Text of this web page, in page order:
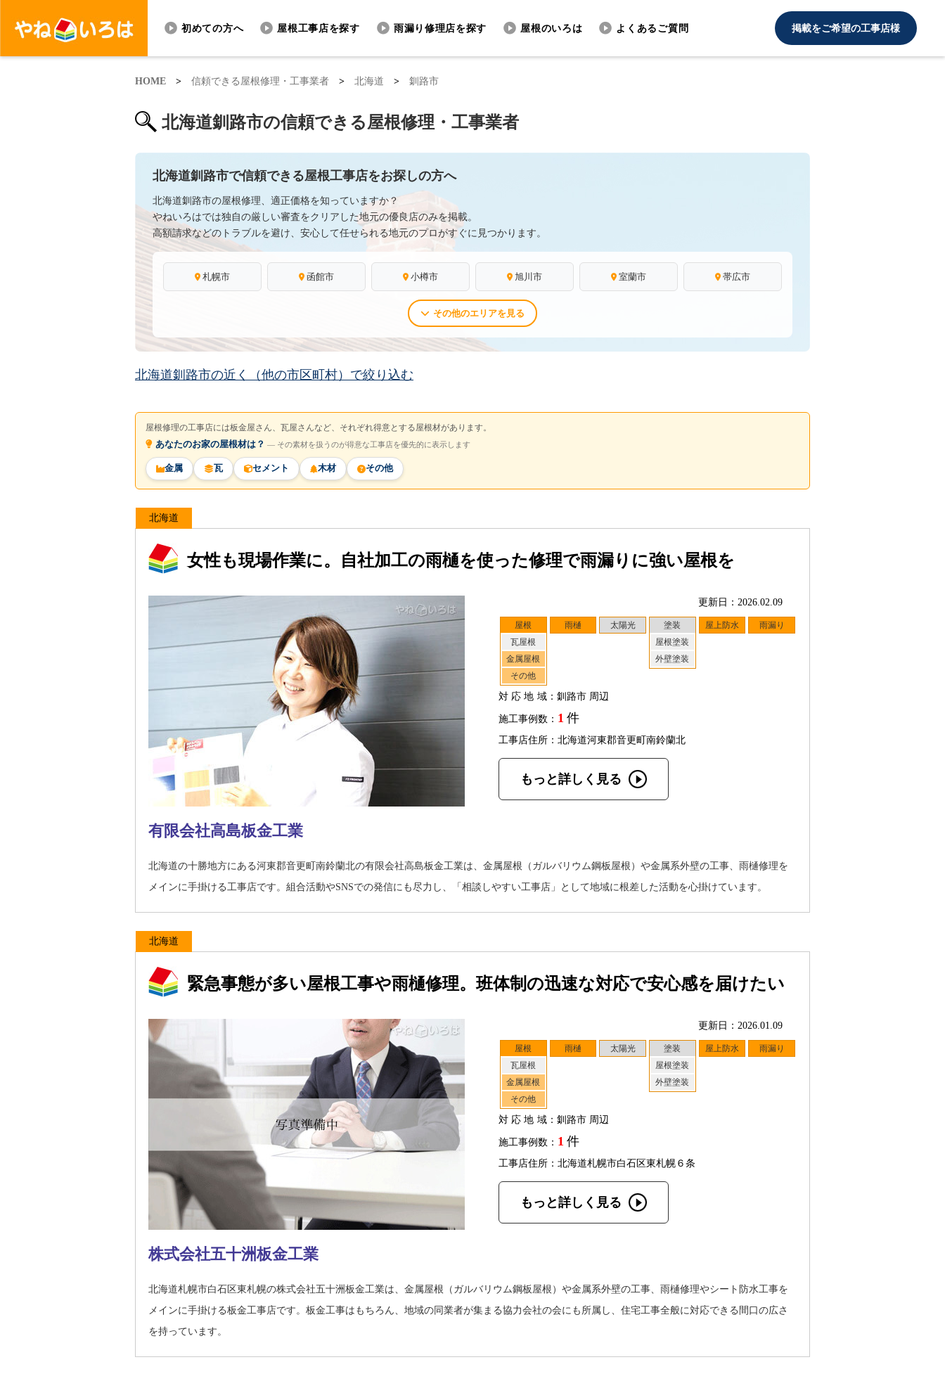
初めての方へ 屋根工事店を探す 雨漏り修理店を探す 屋根のいろは よくあるご質問 掲載をご希望の工事店様
HOME > 信頼できる屋根修理・工事業者 > 北海道 > 釧路市
北海道釧路市の信頼できる屋根修理・工事業者
北海道釧路市で信頼できる屋根工事店をお探しの方へ
北海道釧路市の屋根修理、適正価格を知っていますか？
やねいろはでは独自の厳しい審査をクリアした地元の優良店のみを掲載。
高額請求などのトラブルを避け、安心して任せられる地元のプロがすぐに見つかります。
札幌市 函館市 小樽市 旭川市 室蘭市 帯広市
その他のエリアを見る
北海道釧路市の近く（他の市区町村）で絞り込む
屋根修理の工事店には板金屋さん、瓦屋さんなど、それぞれ得意とする屋根材があります。
あなたのお家の屋根材は？ ― その素材を扱うのが得意な工事店を優先的に表示します
金属 瓦 セメント 木材 その他
北海道
女性も現場作業に。自社加工の雨樋を使った修理で雨漏りに強い屋根を
更新日：2026.02.09
屋根
瓦屋根
金属屋根
その他
雨樋 太陽光
塗装
屋根塗装
外壁塗装
屋上防水 雨漏り
対応地域：釧路市 周辺
施工事例数： 1 件
工事店住所：北海道河東郡音更町南鈴蘭北
もっと詳しく見る
有限会社高島板金工業
北海道の十勝地方にある河東郡音更町南鈴蘭北の有限会社高島板金工業は、金属屋根（ガルバリウム鋼板屋根）や金属系外壁の工事、雨樋修理を
メインに手掛ける工事店です。組合活動やSNSでの発信にも尽力し、「相談しやすい工事店」として地域に根差した活動を心掛けています。
北海道
緊急事態が多い屋根工事や雨樋修理。班体制の迅速な対応で安心感を届けたい
更新日：2026.01.09
屋根
瓦屋根
金属屋根
その他
雨樋 太陽光
塗装
屋根塗装
外壁塗装
屋上防水 雨漏り
対応地域：釧路市 周辺
施工事例数： 1 件
工事店住所：北海道札幌市白石区東札幌６条
もっと詳しく見る
株式会社五十洲板金工業
北海道札幌市白石区東札幌の株式会社五十洲板金工業は、金属屋根（ガルバリウム鋼板屋根）や金属系外壁の工事、雨樋修理やシート防水工事を
メインに手掛ける板金工事店です。板金工事はもちろん、地域の同業者が集まる協力会社の会にも所属し、住宅工事全般に対応できる間口の広さ
を持っています。